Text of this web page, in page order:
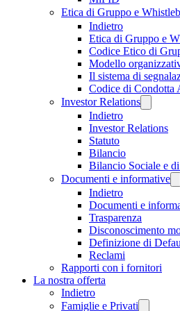
Etica di Gruppo e
Indietro
Etica di Gruppo e
Codice Etico di
Modello
Il sistema di
Codice di Condotta
Investor Relations
Indietro
Investor Relations
Statuto
Bilancio
Bilancio Sociale e
Documenti e informative
Indietro
Documenti e
Trasparenza
Disconoscimento
Definizione di
Reclami
Rapporti con i fornitori
La nostra offerta
Indietro
Famiglie e Privati